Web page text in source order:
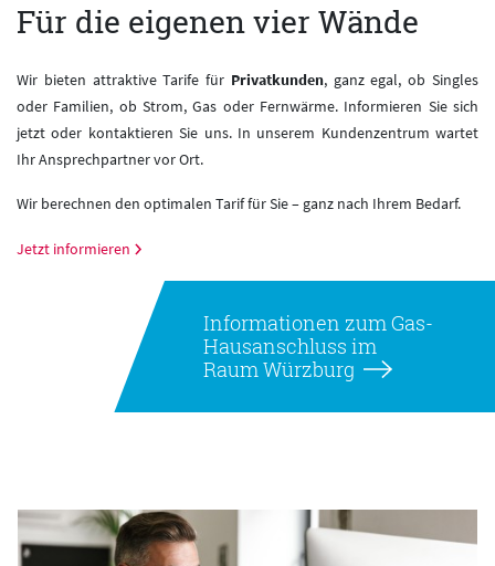
Für die eigenen vier Wände
Wir bieten attraktive Tarife für Privatkunden, ganz egal, ob Singles
oder Familien, ob Strom, Gas oder Fernwärme. Informieren Sie sich
jetzt oder kontaktieren Sie uns. In unserem Kundenzentrum wartet
Ihr Ansprechpartner vor Ort.
Wir berechnen den optimalen Tarif für Sie – ganz nach Ihrem Bedarf.
Jetzt informieren
Informationen zum Gas-
Hausanschluss im
Raum Würzburg